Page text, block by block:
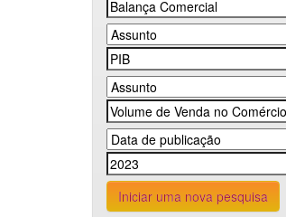
Iniciar uma nova pesquisa